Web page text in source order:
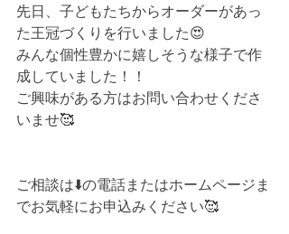
先日、子どもたちからオーダーがあっ
た王冠づくりを行いました😍
みんな個性豊かに嬉しそうな様子で作
成していました！！
ご興味がある方はお問い合わせくださ
いませ🥰
ご相談は⬇️の電話またはホームページま
でお気軽にお申込みください🥰⁡⁡